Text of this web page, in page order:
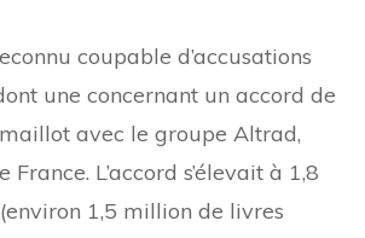
coupable d’accusations
une concernant un accord de
avec le groupe Altrad,
France. L’accord s’élevait à 1,8
1,5 million de livres